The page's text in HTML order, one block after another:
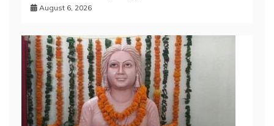
August 6, 2026